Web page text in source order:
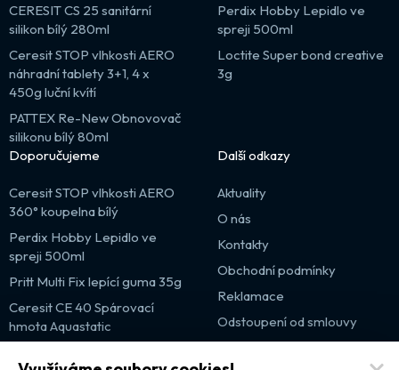
CERESIT CS 25 sanitární
silikon bílý 280ml
Ceresit STOP vlhkosti AERO
náhradní tablety 3+1, 4 x
450g luční kvítí
PATTEX Re-New Obnovovač
silikonu bílý 80ml
Perdix Hobby Lepidlo ve
spreji 500ml
Loctite Super bond creative
3g
Doporučujeme
Ceresit STOP vlhkosti AERO
360° koupelna bílý
Perdix Hobby Lepidlo ve
spreji 500ml
Pritt Multi Fix lepící guma 35g
Ceresit CE 40 Spárovací
hmota Aquastatic
Další odkazy
Aktuality
O nás
Kontakty
Obchodní podmínky
Reklamace
Odstoupení od smlouvy
Výprodej